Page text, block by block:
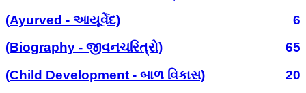
(Ayurved - આયૂર્વેદ)
6
(Biography - જીવનચરિત્રો)
65
(Child Development - બાળ વિકાસ)
20